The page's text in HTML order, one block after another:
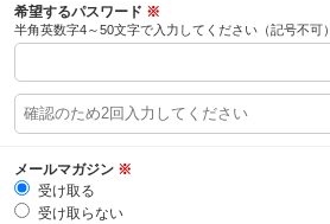
希望するパスワード ※
半角英数字4～50文字で入力してください（記号不可）
メールマガジン ※
受け取る
受け取らない